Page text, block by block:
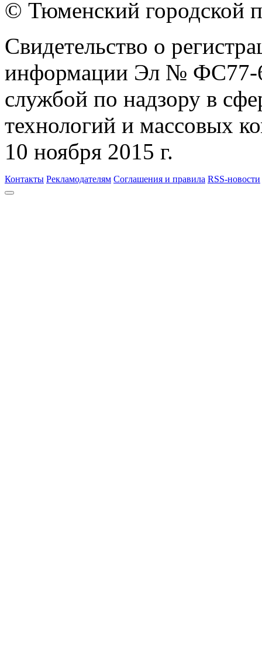
© Тюменский городской
Свидетельство о
информации Эл № ФС77-
службой по надзору в
технологий и массовых
10 ноября 2015 г.
Контакты Рекламодателям Соглашения и правила RSS-новости